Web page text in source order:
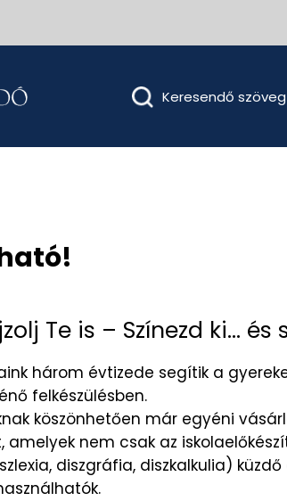
Te is – Színezd ki...
három évtizede segítik a
felkészülésben.
köszönhetően már egyéni
amelyek nem csak az
diszgráfia, diszkalkulia) küzdő